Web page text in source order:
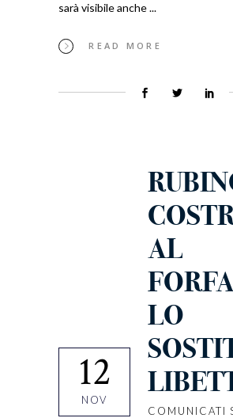
sarà visibile anche
READ MORE
12
NOV
AL
LO
COMUNICATI